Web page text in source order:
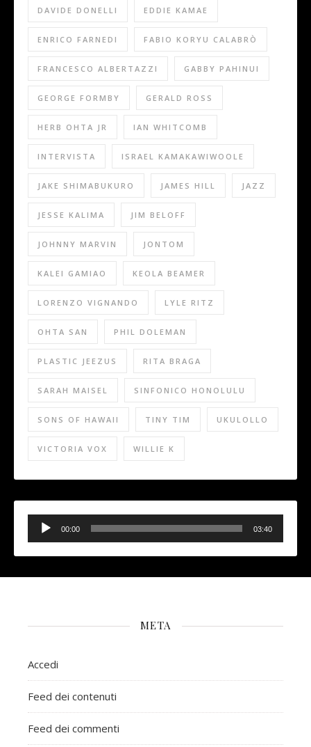
DAVIDE DONELLI EDDIE KAMAE
ENRICO FARNEDI FABIO KORYU CALABRÒ
FRANCESCO ALBERTAZZI GABBY PAHINUI
GEORGE FORMBY GERALD ROSS
HERB OHTA JR IAN WHITCOMB
INTERVISTA ISRAEL KAMAKAWIWOOLE
JAKE SHIMABUKURO JAMES HILL JAZZ
JESSE KALIMA JIM BELOFF
JOHNNY MARVIN JONTOM
KALEI GAMIAO KEOLA BEAMER
LORENZO VIGNANDO LYLE RITZ
OHTA SAN PHIL DOLEMAN
PLASTIC JEEZUS RITA BRAGA
SARAH MAISEL SINFONICO HONOLULU
SONS OF HAWAII TINY TIM UKULOLLO
VICTORIA VOX WILLIE K
Audio
Player
00:00 03:40
META
Accedi
Feed dei contenuti
Feed dei commenti